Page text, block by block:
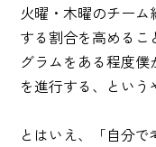
火曜・木曜のチー
する割合を高めるこ
グラムをある程度
を進行する、という
とはいえ、「自分